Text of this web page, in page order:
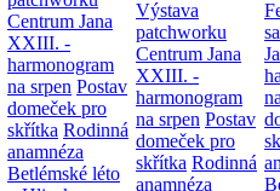
Centrum Jana
XXIII. -
harmonogram
na srpen Postav
domeček pro
skřítka Rodinná
anamnéza
Betlémské léto
Výstava
patchworku
Centrum Jana
XXIII. -
harmonogram
na srpen Postav
domeček pro
skřítka Rodinná
anamnéza